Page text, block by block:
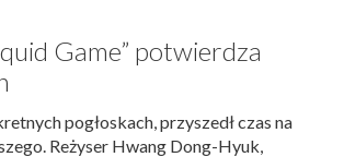
Game” potwierdza
pogłoskach, przyszedł czas na
Reżyser Hwang Dong-Hyuk,